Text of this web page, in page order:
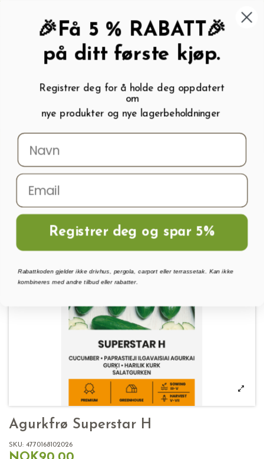
My wishlist ( 0
Menu Søk Logg inn Handlevogn
Hjem
Agurkfrø Superstar H
SKU: 4770168102026
🎉Få 5 % RABATT🎉
på ditt første kjøp.
Registrer deg for å holde deg oppdatert
om
nye produkter og nye lagerbeholdninger
Registrer deg og spar 5%
Rabattkoden gjelder ikke drivhus, pergola, carport eller terrassetak. Kan ikke
kombineres med andre tilbud eller rabatter.